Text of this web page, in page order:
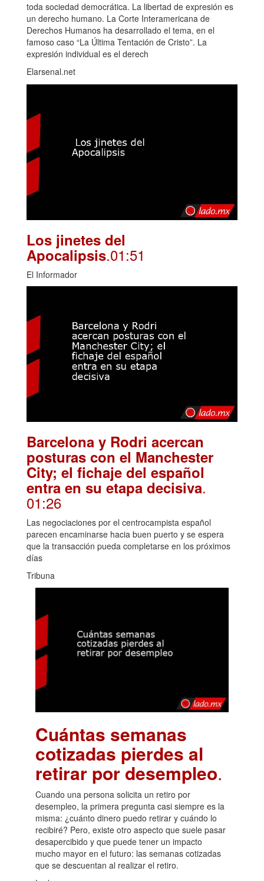
toda sociedad democrática. La libertad de expresión es
un derecho humano. La Corte Interamericana de
Derechos Humanos ha desarrollado el tema, en el
famoso caso “La Última Tentación de Cristo”. La
expresión individual es el derech
Elarsenal.net
Los jinetes del
Apocalipsis.01:51
El Informador
Barcelona y Rodri acercan
posturas con el Manchester
City; el fichaje del español
entra en su etapa decisiva.
01:26
Las negociaciones por el centrocampista español
parecen encaminarse hacia buen puerto y se espera
que la transacción pueda completarse en los próximos
días
Tribuna
Cuántas semanas
cotizadas pierdes al
retirar por desempleo.
Cuando una persona solicita un retiro por
desempleo, la primera pregunta casi siempre es la
misma: ¿cuánto dinero puedo retirar y cuándo lo
recibiré? Pero, existe otro aspecto que suele pasar
desapercibido y que puede tener un impacto
mucho mayor en el futuro: las semanas cotizadas
que se descuentan al realizar el retiro.